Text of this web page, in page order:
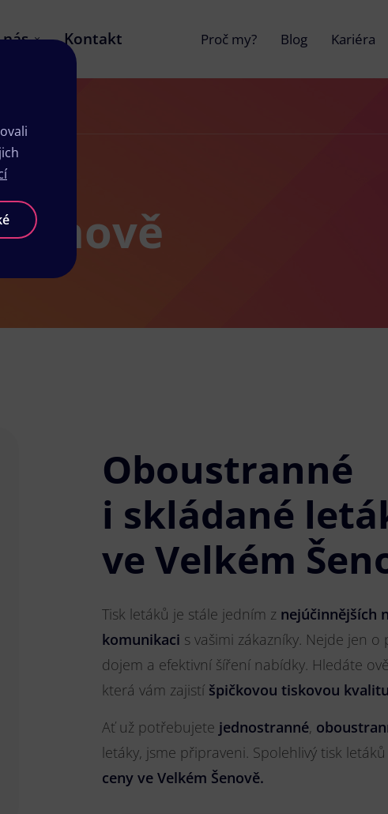
Kontakt Proč my? Blog Kariéra
Oboustranné
i skládané
ve Velkém
Tisk letáků je stále jedním z nejúčinnějších
komunikaci s vašimi zákazníky. Nejde jen
dojem a efektivní šíření nabídky. Hledáte
která vám zajistí špičkovou tiskovou kvalitu
Ať už potřebujete jednostranné,
letáky, jsme připraveni. Spolehlivý tisk letáků
ceny ve Velkém Šenově.